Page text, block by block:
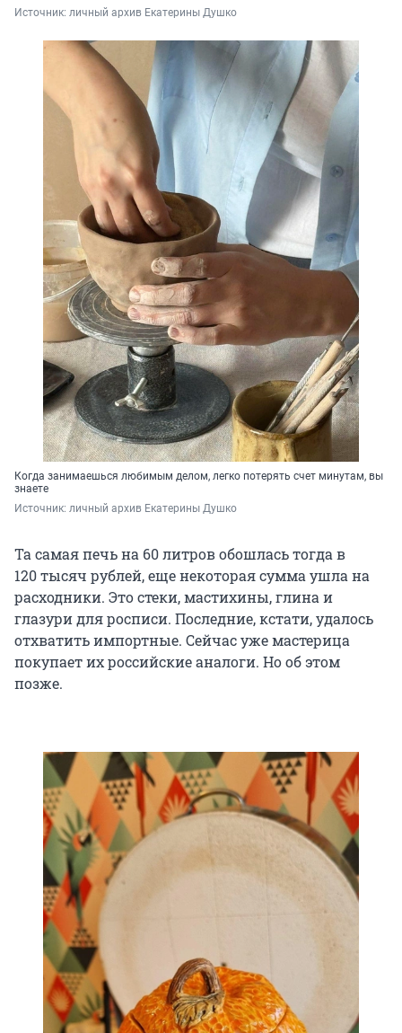
Источник: личный архив Екатерины Душко
Когда занимаешься любимым делом, легко потерять счет минутам, вы
знаете
Источник: личный архив Екатерины Душко
Та самая печь на 60 литров обошлась тогда в
120 тысяч рублей, еще некоторая сумма ушла на
расходники. Это стеки, мастихины, глина и
глазури для росписи. Последние, кстати, удалось
отхватить импортные. Сейчас уже мастерица
покупает их российские аналоги. Но об этом
позже.